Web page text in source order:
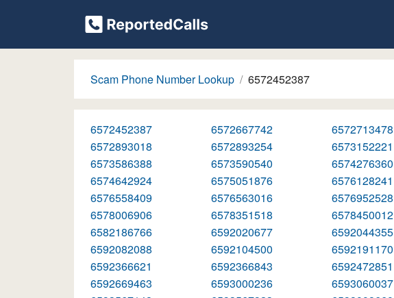
Scam Phone Number Lookup 6572452387
6572452387 6572667742 6572713478
6572893018
6572893254 6573152221
6573586388
6573590540 6574276360
6574642924
6575051876 6576128241
6576558409
6576563016 6576952528
6578006906
6578351518 6578450012
6582186766
6592020677 6592044355
6592082088
6592104500 6592191170
6592366621
6592366843 6592472851
6592669463
6593000236 6593060037